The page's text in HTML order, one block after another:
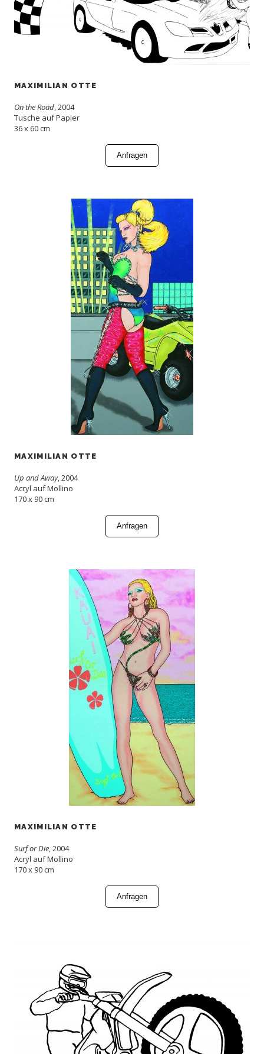
MAXIMILIAN OTTE
On the Road , 2004
Tusche auf Papier
36 x 60 cm
Anfragen
MAXIMILIAN OTTE
Up and Away, 2004
Acryl auf Mollino
170 x 90 cm
Anfragen
MAXIMILIAN OTTE
Surf or Die , 2004
Acryl auf Mollino
170 x 90 cm
Anfragen